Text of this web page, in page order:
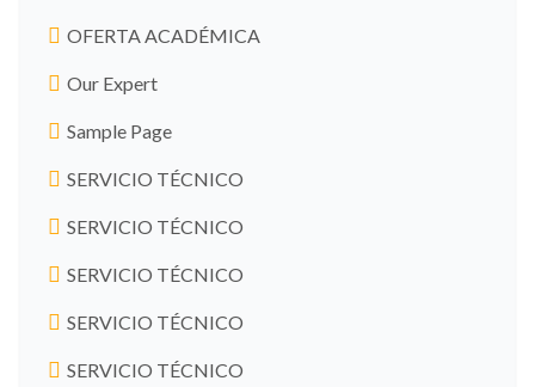
OFERTA ACADÉMICA
Our Expert
Sample Page
SERVICIO TÉCNICO
SERVICIO TÉCNICO
SERVICIO TÉCNICO
SERVICIO TÉCNICO
SERVICIO TÉCNICO